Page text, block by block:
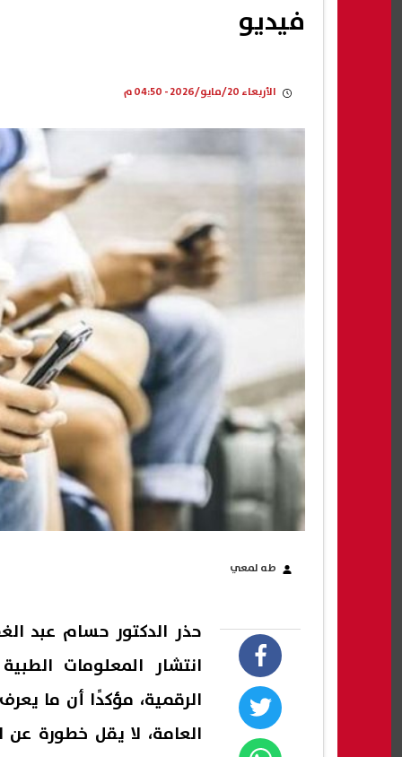
فيديو
الأربعاء 20/مايو/2026 - 04:50 م
طه لمعي
حذر الدكتور حسام عبد
انتشار المعلومات
الرقمية، مؤكدًا أن ما
العامة، لا يقل خطورة عن